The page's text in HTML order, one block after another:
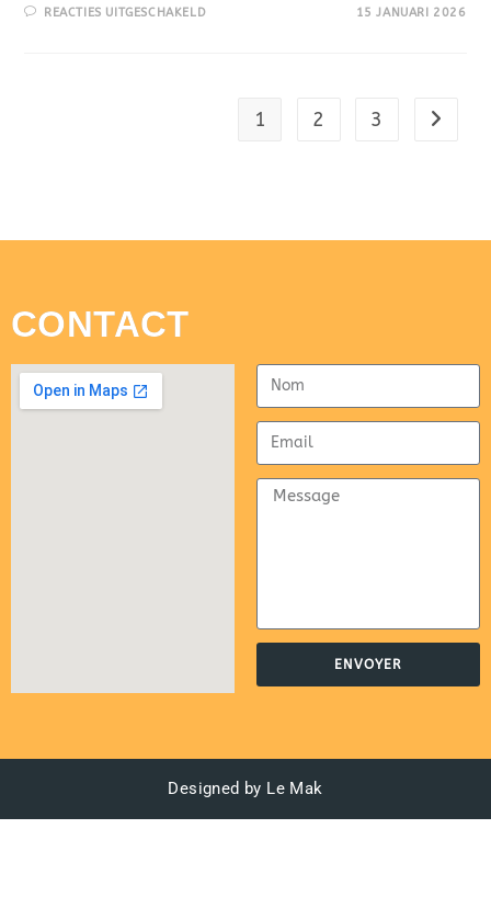
REACTIES UITGESCHAKELD 15 JANUARI 2026
1 2 3
CONTACT
ENVOYER
Designed by Le Mak